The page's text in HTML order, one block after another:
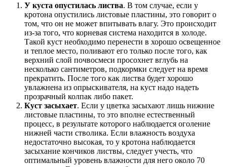
У куста опустилась листва. В том случае, если у
кротона опустились листовые пластины, это говорит о
том, что он не может впитывать влагу. Это происходит
из-за того, что корневая система находится в холоде.
Такой куст необходимо перенести в хорошо освещенное
и теплое место, поливают его только после того, как
верхний слой почвосмеси просохнет вглубь на
несколько сантиметров, подкормки следует на время
прекратить. После того как листва будет хорошо
увлажнена из опрыскивателя, на куст надо надеть
прозрачный колпак либо пакет.
Куст засыхает. Если у цветка засыхают лишь нижние
листовые пластины, то это вполне естественный
процесс, в результате которого наблюдается оголение
нижней части стволика. Если влажность воздуха
недостаточно высокая, то у кротона наблюдается
засыхание кончиков листвы, следует учесть, что
оптимальный уровень влажности для него около 70